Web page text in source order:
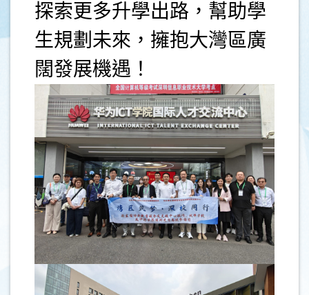
探索更多升學出路，幫助學
生規劃未來，擁抱大灣區廣
闊發展機遇！